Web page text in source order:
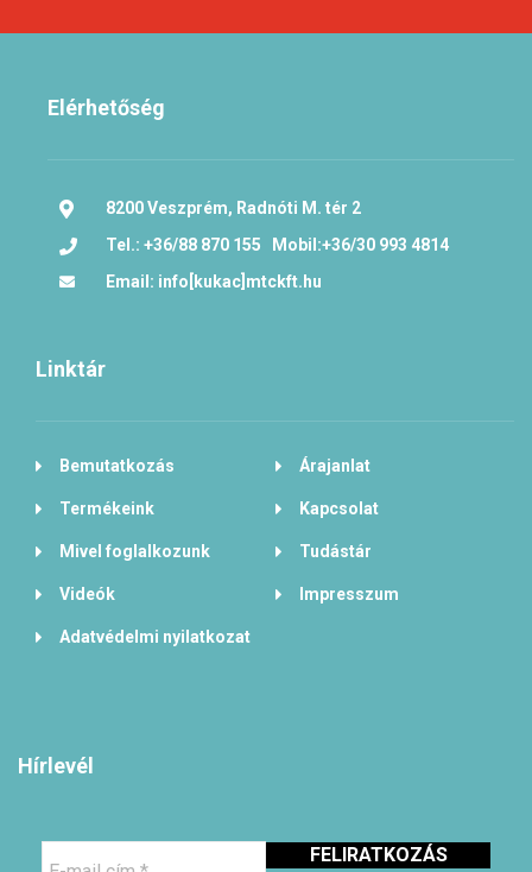
Elérhetőség
8200 Veszprém, Radnóti M. tér 2
Tel.: +36/88 870 155 Mobil:+36/30 993 4814
Email: info[kukac]mtckft.hu
Linktár
Bemutatkozás Árajanlat
Termékeink Kapcsolat
Mivel foglalkozunk Tudástár
Videók Impresszum
Adatvédelmi nyilatkozat
Hírlevél